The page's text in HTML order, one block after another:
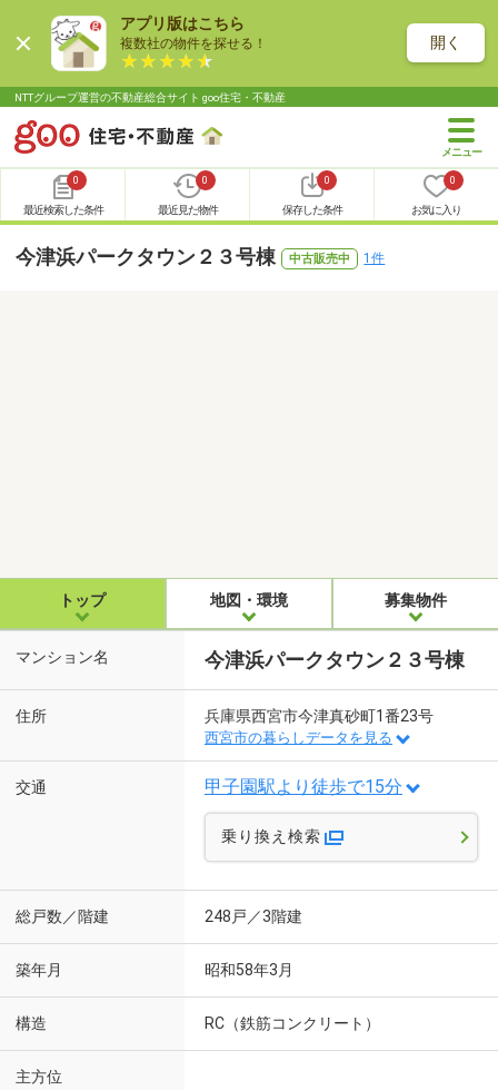
アプリ版はこちら
複数社の物件を探せる！ 開く
NTTグループ運営の不動産総合サイト goo住宅・不動産
0
最近検索した条件
0
最近見た物件
0
保存した条件
0
お気に入り
今津浜パークタウン２３号棟 中古販売中 1件
トップ 地図・環境 募集物件
マンション名 今津浜パークタウン２３号棟
住所 兵庫県西宮市今津真砂町1番23号
西宮市の暮らしデータを見る
交通 甲子園駅より徒歩で15分
乗り換え検索
総戸数／階建 248戸／3階建
築年月 昭和58年3月
構造 RC（鉄筋コンクリート）
主方位